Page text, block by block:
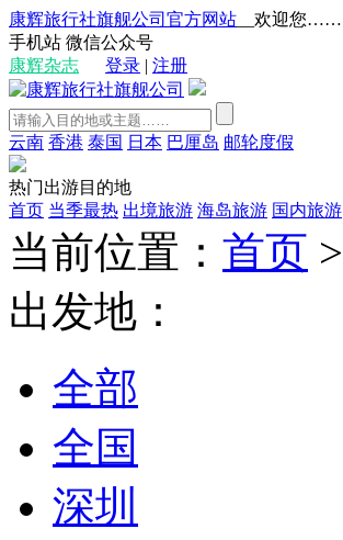
康辉旅行社旗舰公司官方网站 __欢迎您……
手机站 微信公众号
康辉杂志
登录 | 注册
云南 香港 泰国 日本 巴厘岛 邮轮度假
热门出游目的地
首页 当季最热 出境旅游 海岛旅游 国内旅游
当前位置： 首页 >
出发地：
全部
全国
深圳